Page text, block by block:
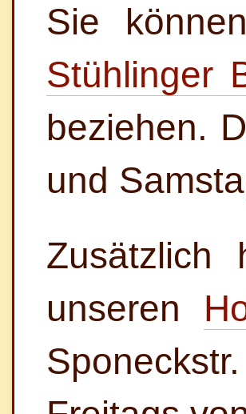
Sie
Stühlinger
beziehen.
und
Zusätzlich
unseren